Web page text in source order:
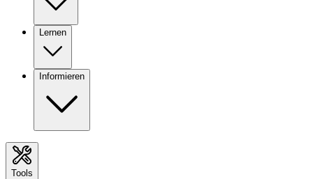
Lernen
Informieren
Tools